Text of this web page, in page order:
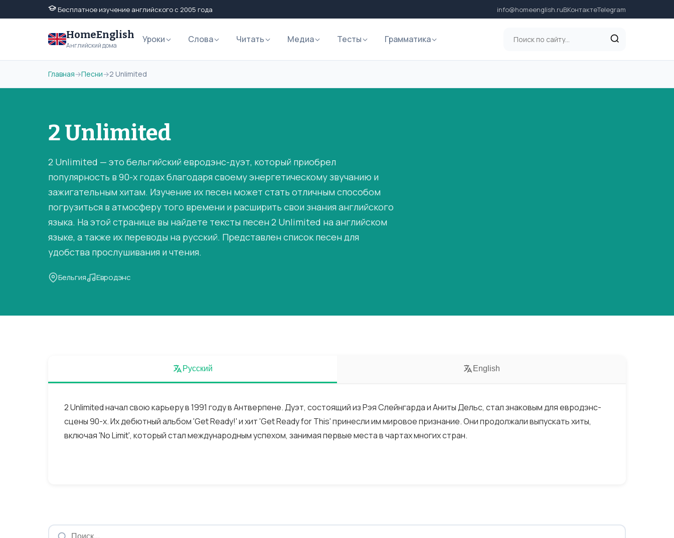
Бесплатное изучение английского с 2005 года info@homeenglish.ruВКонтактеTelegram
HomeEnglish
Английский дома
Уроки Слова Читать Медиа Тесты Грамматика
Главная→Песни→2 Unlimited
2 Unlimited
2 Unlimited — это бельгийский евродэнс-дуэт, который приобрел
популярность в 90-х годах благодаря своему энергетическому звучанию и
зажигательным хитам. Изучение их песен может стать отличным способом
погрузиться в атмосферу того времени и расширить свои знания английского
языка. На этой странице вы найдете тексты песен 2 Unlimited на английском
языке, а также их переводы на русский. Представлен список песен для
удобства прослушивания и чтения.
Бельгия Евродэнс
Русский English
2 Unlimited начал свою карьеру в 1991 году в Антверпене. Дуэт, состоящий из Рэя Слейнгарда и Аниты Дельс, стал знаковым для евродэнс-
сцены 90-х. Их дебютный альбом 'Get Ready!' и хит 'Get Ready for This' принесли им мировое признание. Они продолжали выпускать хиты,
включая 'No Limit', который стал международным успехом, занимая первые места в чартах многих стран.